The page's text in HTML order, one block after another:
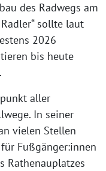
des Radwegs am
sollte laut
2026
bis heute
aller
In seiner
vielen Stellen
Fußgänger:innen
Rathenauplatzes